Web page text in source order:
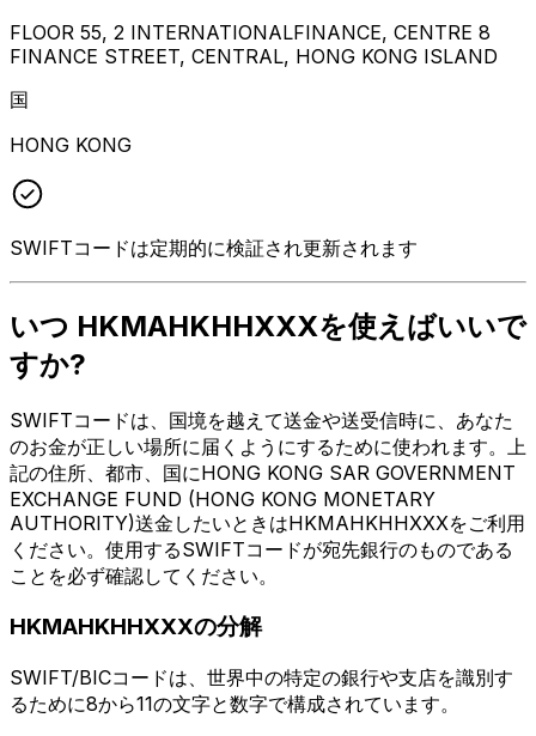
FLOOR 55, 2 INTERNATIONALFINANCE, CENTRE 8
FINANCE STREET, CENTRAL, HONG KONG ISLAND
国
HONG KONG
SWIFTコードは定期的に検証され更新されます
いつ HKMAHKHHXXXを使えばいいで
すか?
SWIFTコードは、国境を越えて送金や送受信時に、あなた
のお金が正しい場所に届くようにするために使われます。上
記の住所、都市、国にHONG KONG SAR GOVERNMENT
EXCHANGE FUND (HONG KONG MONETARY
AUTHORITY)送金したいときはHKMAHKHHXXXをご利用
ください。使用するSWIFTコードが宛先銀行のものである
ことを必ず確認してください。
HKMAHKHHXXXの分解
SWIFT/BICコードは、世界中の特定の銀行や支店を識別す
るために8から11の文字と数字で構成されています。